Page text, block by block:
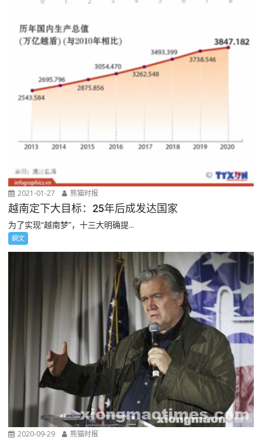
2021-01-27 熊猫时报
越南定下大目标：25年后成发达国家
为了实现“越南梦”，十三大明确提...
網文
2020-09-29 熊猫时报